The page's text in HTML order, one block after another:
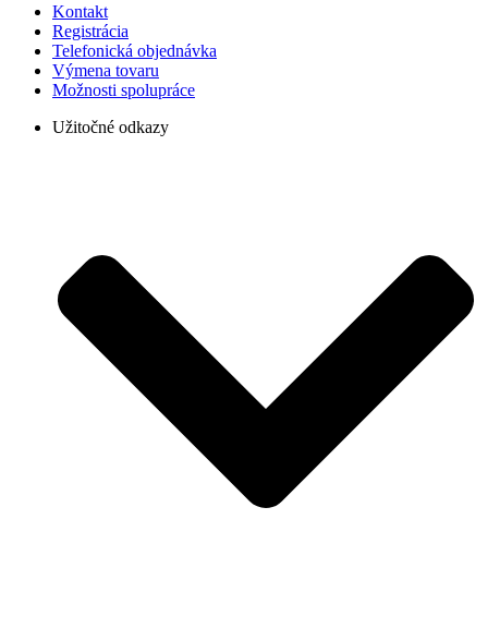
Kontakt
Registrácia
Telefonická objednávka
Výmena tovaru
Možnosti spolupráce
Užitočné odkazy